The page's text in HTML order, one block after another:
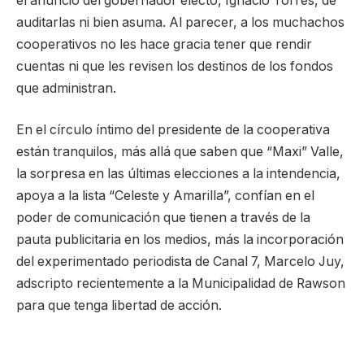
auditarlas ni bien asuma. Al parecer, a los muchachos
cooperativos no les hace gracia tener que rendir
cuentas ni que les revisen los destinos de los fondos
que administran.
En el círculo íntimo del presidente de la cooperativa
están tranquilos, más allá que saben que “Maxi” Valle,
la sorpresa en las últimas elecciones a la intendencia,
apoya a la lista “Celeste y Amarilla”, confían en el
poder de comunicación que tienen a través de la
pauta publicitaria en los medios, más la incorporación
del experimentado periodista de Canal 7, Marcelo Juy,
adscripto recientemente a la Municipalidad de Rawson
para que tenga libertad de acción.